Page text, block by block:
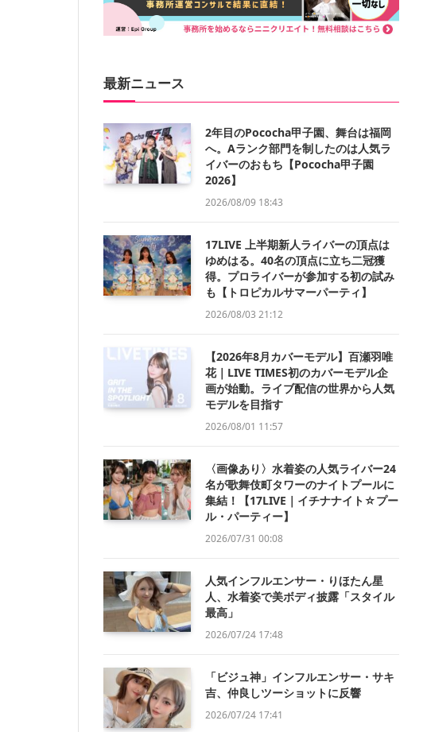
最新ニュース
2年目のPococha甲子園、舞台は福岡
へ。Aランク部門を制したのは人気ラ
イバーのおもち【Pococha甲子園
2026】
2026/08/09 18:43
17LIVE 上半期新人ライバーの頂点は
ゆめはる。40名の頂点に立ち二冠獲
得。プロライバーが参加する初の試み
も【トロピカルサマーパーティ】
2026/08/03 21:12
【2026年8月カバーモデル】百瀬羽唯
花｜LIVE TIMES初のカバーモデル企
画が始動。ライブ配信の世界から人気
モデルを目指す
2026/08/01 11:57
〈画像あり〉水着姿の人気ライバー24
名が歌舞伎町タワーのナイトプールに
集結！【17LIVE｜イチナナイト☆プー
ル・パーティー】
2026/07/31 00:08
人気インフルエンサー・りほたん星
人、水着姿で美ボディ披露「スタイル
最高」
2026/07/24 17:48
「ビジュ神」インフルエンサー・サキ
吉、仲良しツーショットに反響
2026/07/24 17:41